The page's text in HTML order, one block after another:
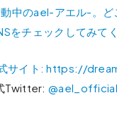
中のael-アエル-。ど
をチェックしてみて
サイト:https://
Twitter: @ael_official_